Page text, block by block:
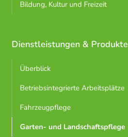
Bildung, Kultur und Freizeit
Dienstleistungen & Produkte
Überblick
Betriebsintegrierte Arbeitsplätze
Fahrzeugpflege
Garten- und Landschaftspflege